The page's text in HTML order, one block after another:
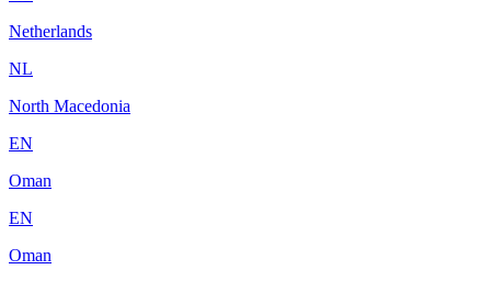
Netherlands
NL
North Macedonia
EN
Oman
EN
Oman